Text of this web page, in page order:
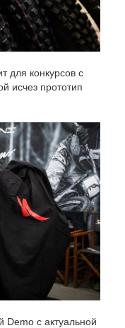
для конкурсов с
исчез прототип
Demo с актуальной